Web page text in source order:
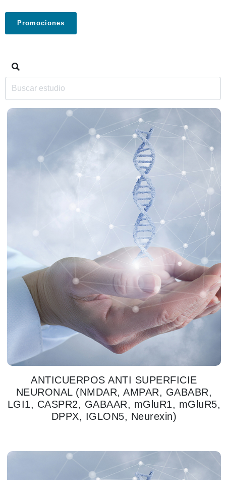
Promociones
ANTICUERPOS ANTI SUPERFICIE
NEURONAL (NMDAR, AMPAR, GABABR,
LGI1, CASPR2, GABAAR, mGluR1, mGluR5,
DPPX, IGLON5, Neurexin)